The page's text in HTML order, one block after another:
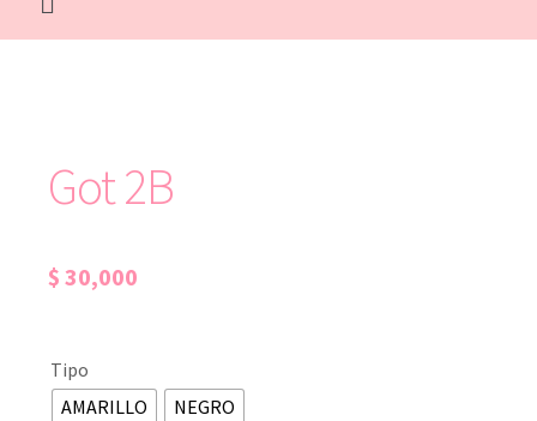
Got 2B
$ 30,000
Tipo
AMARILLO
NEGRO